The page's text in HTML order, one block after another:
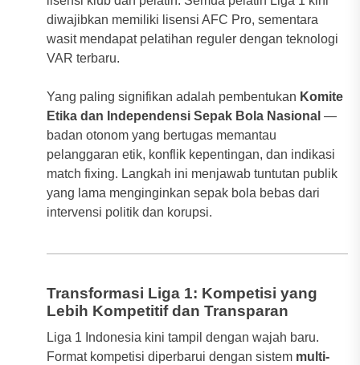
diwajibkan memiliki lisensi AFC Pro, sementara
wasit mendapat pelatihan reguler dengan teknologi
VAR terbaru.
Yang paling signifikan adalah pembentukan Komite
Etika dan Independensi Sepak Bola Nasional —
badan otonom yang bertugas memantau
pelanggaran etik, konflik kepentingan, dan indikasi
match fixing. Langkah ini menjawab tuntutan publik
yang lama menginginkan sepak bola bebas dari
intervensi politik dan korupsi.
Transformasi Liga 1: Kompetisi yang
Lebih Kompetitif dan Transparan
Liga 1 Indonesia kini tampil dengan wajah baru.
Format kompetisi diperbarui dengan sistem multi-